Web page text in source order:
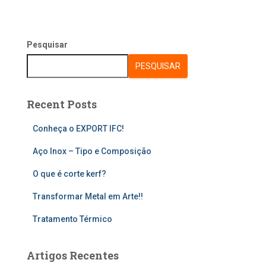
Pesquisar
PESQUISAR
Recent Posts
Conheça o EXPORT IFC!
Aço Inox – Tipo e Composição
O que é corte kerf?
Transformar Metal em Arte!!
Tratamento Térmico
Artigos Recentes